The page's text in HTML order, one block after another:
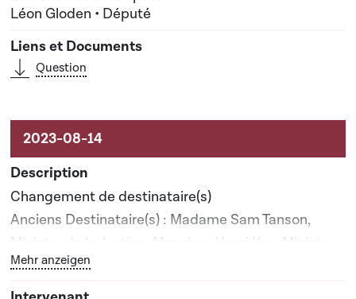
Léon Gloden • Député
Question
Changement de destinataire(s)
Anciens Destinataire(s) : Madame Sam Tanson,
Ministre de la Justice; Monsieur Henri Kox, Ministre
de la Sécurité intérieure; Monsieur Claude Meisch,
Ministre de l'Education nationale, de l'Enfance et de
Bouton graphique servant à afficher ou cacher tous
Mehr anzeigen